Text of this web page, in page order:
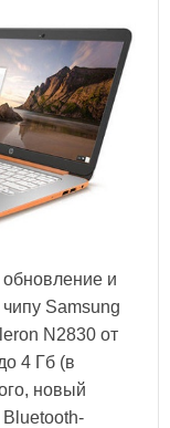
и
Samsung
N2830 от
4 Гб (в
новый